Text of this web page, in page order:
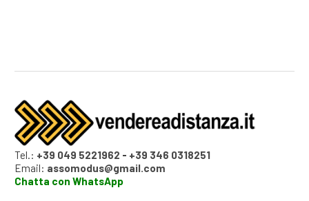
Tel.: +39 049 5221962 - +39 346 0318251
Email: assomodus@gmail.com
Chatta con WhatsApp